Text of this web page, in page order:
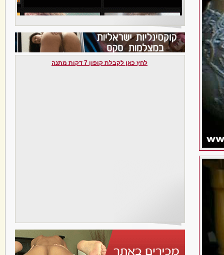
לחץ כאן לקבלת קופון 7 דקות מתנה